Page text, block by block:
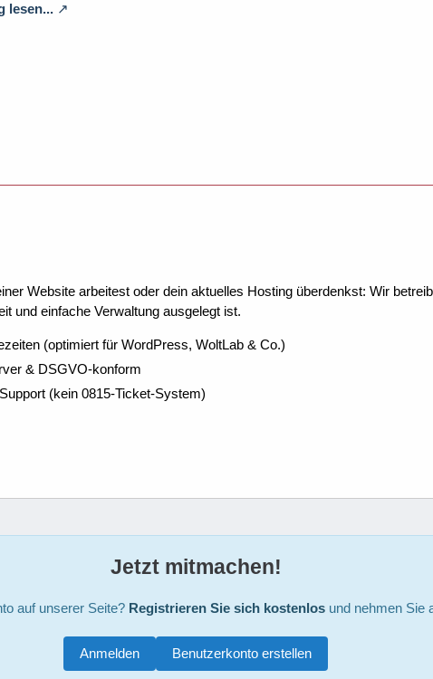
lesen...
Website arbeitest oder dein aktuelles Hosting überdenkst: Wir
und einfache Verwaltung ausgelegt ist.
(optimiert für WordPress, WoltLab & Co.)
& DSGVO-konform
(kein 0815-Ticket-System)
Jetzt mitmachen!
auf unserer Seite? Registrieren Sie sich kostenlosund nehmen Sie
Benutzerkonto erstellen
Anmelden